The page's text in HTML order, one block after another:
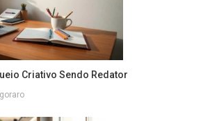
Criativo Sendo Redator